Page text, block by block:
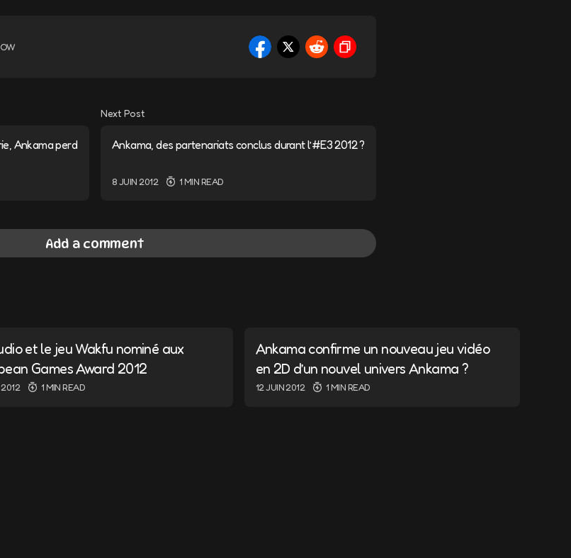
Ankama perd
Next Post
Ankama, des partenariats conclus durant l’#E3 2012 ?
8 JUIN 2012 1 MIN READ
Add a comment
et le jeu Wakfu nominé aux
Games Award 2012
1 MIN READ
Ankama confirme un nouveau jeu vidéo
en 2D d’un nouvel univers Ankama ?
12 JUIN 2012 1 MIN READ